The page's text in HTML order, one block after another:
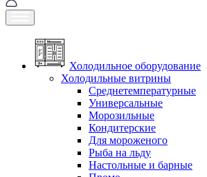
Холодильное оборудование
Холодильные витрины
Среднетемпературные
Универсальные
Морозильные
Кондитерские
Для мороженого
Рыба на льду
Настольные и барные